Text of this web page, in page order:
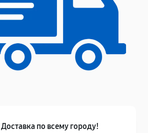
Доставка по всему городу!